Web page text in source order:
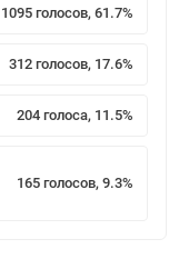
1095 голосов, 61.7%
312 голосов, 17.6%
204 голоса, 11.5%
165 голосов, 9.3%